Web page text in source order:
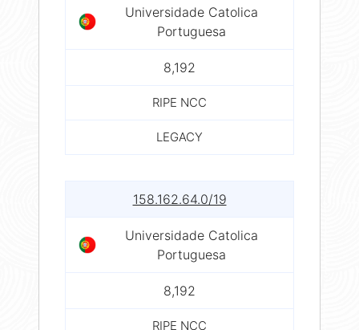
Universidade Catolica
Portuguesa
8,192
RIPE NCC
LEGACY
158.162.64.0/19
Universidade Catolica
Portuguesa
8,192
RIPE NCC